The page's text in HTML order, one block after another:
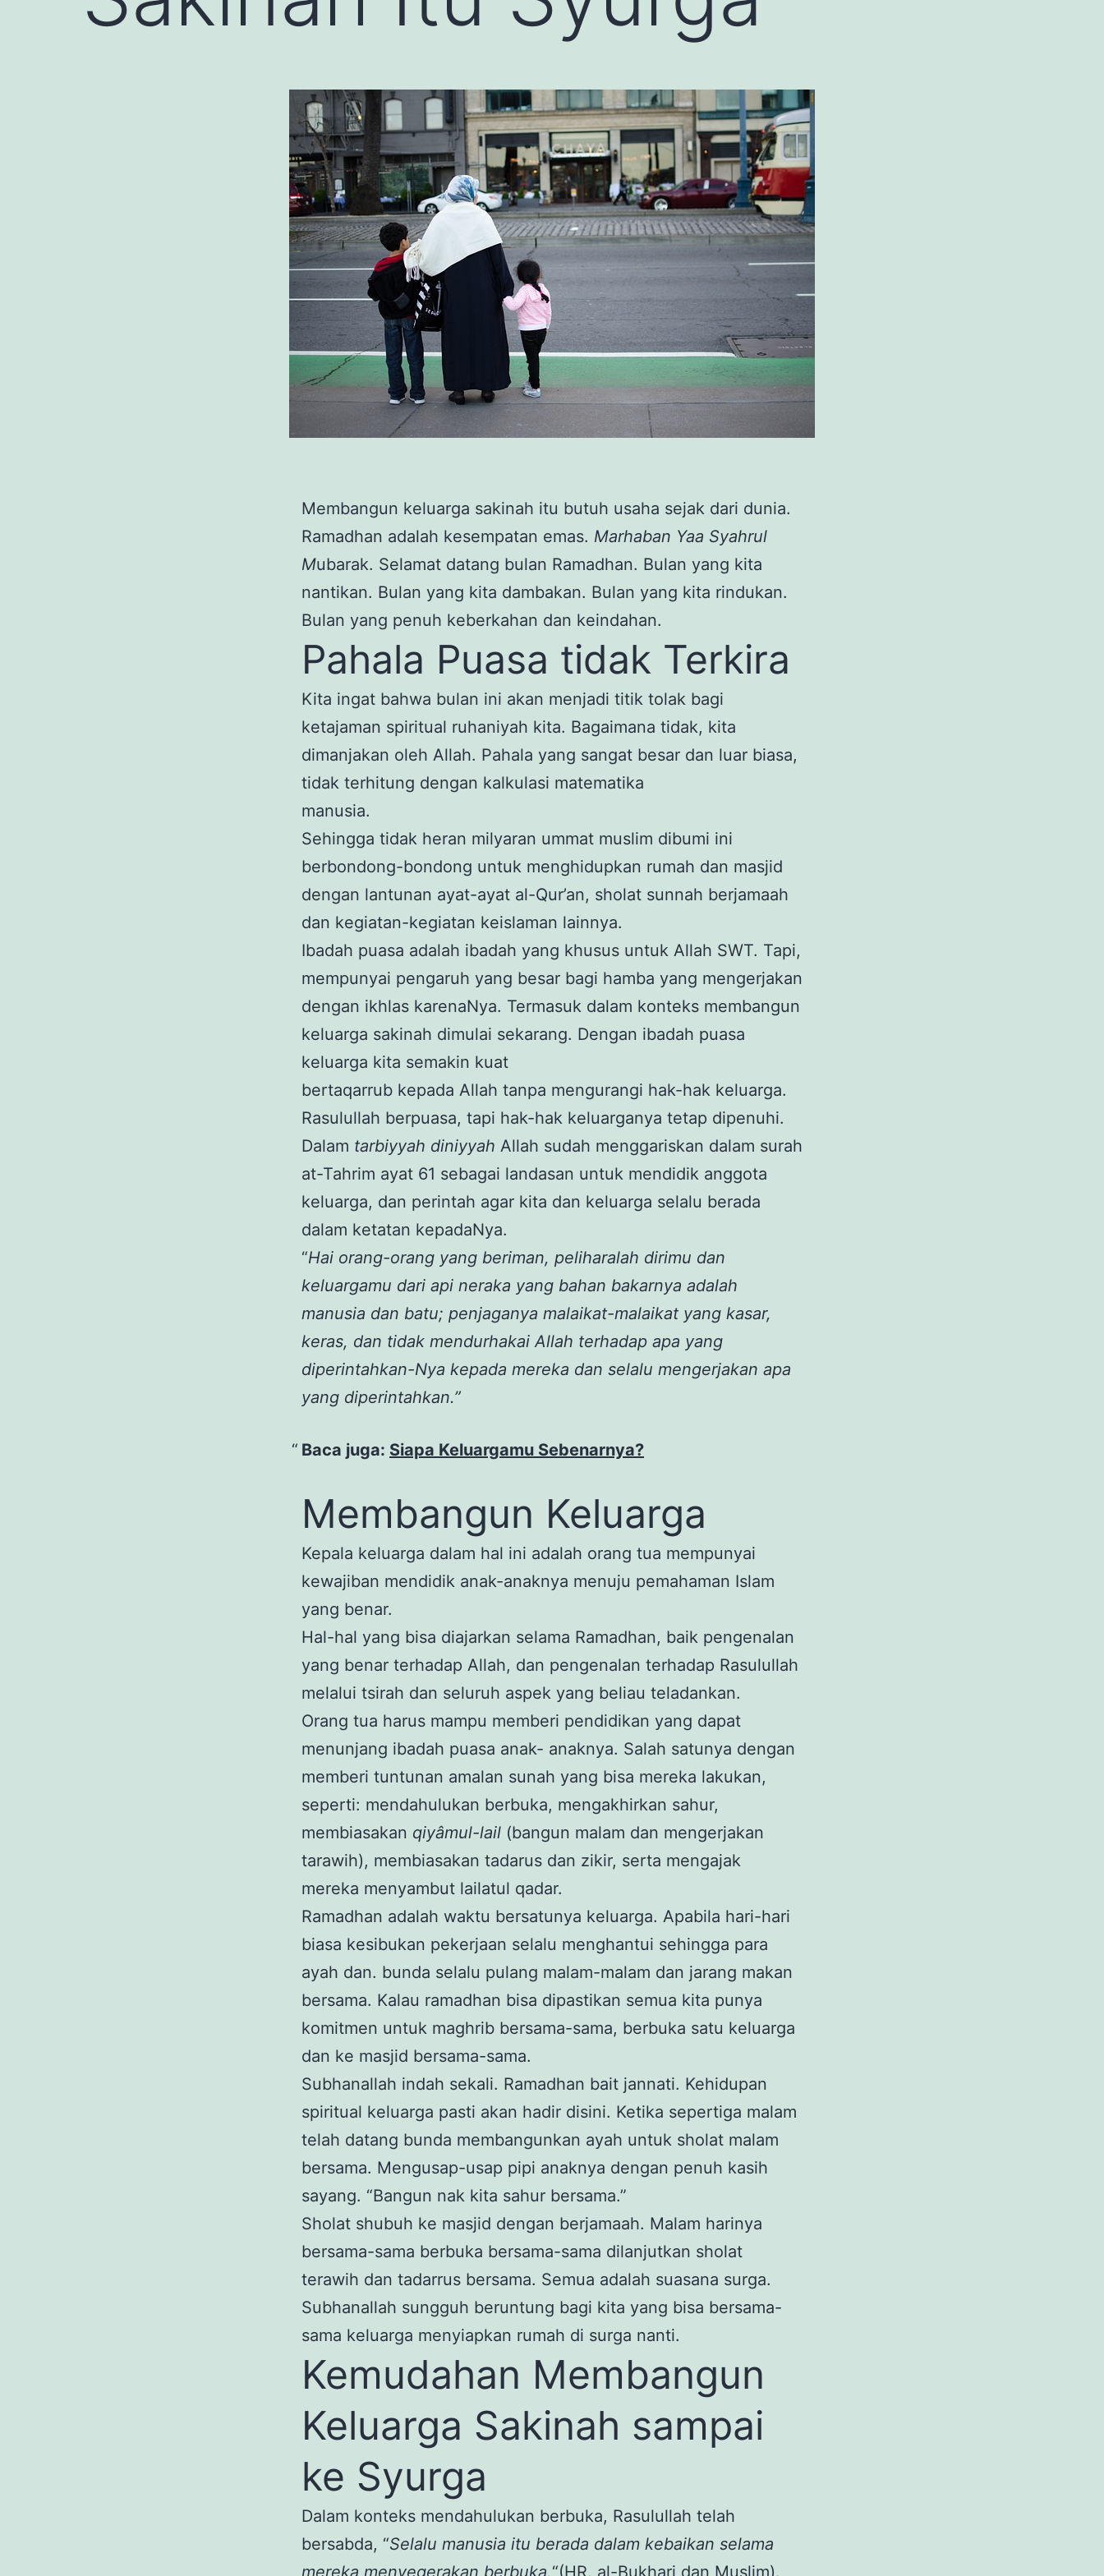
Membangun keluarga sakinah itu butuh usaha sejak dari dunia.
Ramadhan adalah kesempatan emas. Marhaban Yaa Syahrul
Mubarak. Selamat datang bulan Ramadhan. Bulan yang kita
nantikan. Bulan yang kita dambakan. Bulan yang kita rindukan.
Bulan yang penuh keberkahan dan keindahan.
Pahala Puasa tidak Terkira
Kita ingat bahwa bulan ini akan menjadi titik tolak bagi
ketajaman spiritual ruhaniyah kita. Bagaimana tidak, kita
dimanjakan oleh Allah. Pahala yang sangat besar dan luar biasa,
tidak terhitung dengan kalkulasi matematika
manusia.
Sehingga tidak heran milyaran ummat muslim dibumi ini
berbondong-bondong untuk menghidupkan rumah dan masjid
dengan lantunan ayat-ayat al-Qur’an, sholat sunnah berjamaah
dan kegiatan-kegiatan keislaman lainnya.
Ibadah puasa adalah ibadah yang khusus untuk Allah SWT. Tapi,
mempunyai pengaruh yang besar bagi hamba yang mengerjakan
dengan ikhlas karenaNya. Termasuk dalam konteks membangun
keluarga sakinah dimulai sekarang. Dengan ibadah puasa
keluarga kita semakin kuat
bertaqarrub kepada Allah tanpa mengurangi hak-hak keluarga.
Rasulullah berpuasa, tapi hak-hak keluarganya tetap dipenuhi.
Dalam tarbiyyah diniyyah Allah sudah menggariskan dalam surah
at-Tahrim ayat 61 sebagai landasan untuk mendidik anggota
keluarga, dan perintah agar kita dan keluarga selalu berada
dalam ketatan kepadaNya.
“Hai orang-orang yang beriman, peliharalah dirimu dan
keluargamu dari api neraka yang bahan bakarnya adalah
manusia dan batu; penjaganya malaikat-malaikat yang kasar,
keras, dan tidak mendurhakai Allah terhadap apa yang
diperintahkan-Nya kepada mereka dan selalu mengerjakan apa
yang diperintahkan.”
Baca juga: Siapa Keluargamu Sebenarnya?
Membangun Keluarga
Kepala keluarga dalam hal ini adalah orang tua mempunyai
kewajiban mendidik anak-anaknya menuju pemahaman Islam
yang benar.
Hal-hal yang bisa diajarkan selama Ramadhan, baik pengenalan
yang benar terhadap Allah, dan pengenalan terhadap Rasulullah
melalui tsirah dan seluruh aspek yang beliau teladankan.
Orang tua harus mampu memberi pendidikan yang dapat
menunjang ibadah puasa anak- anaknya. Salah satunya dengan
memberi tuntunan amalan sunah yang bisa mereka lakukan,
seperti: mendahulukan berbuka, mengakhirkan sahur,
membiasakan qiyâmul-lail (bangun malam dan mengerjakan
tarawih), membiasakan tadarus dan zikir, serta mengajak
mereka menyambut lailatul qadar.
Ramadhan adalah waktu bersatunya keluarga. Apabila hari-hari
biasa kesibukan pekerjaan selalu menghantui sehingga para
ayah dan. bunda selalu pulang malam-malam dan jarang makan
bersama. Kalau ramadhan bisa dipastikan semua kita punya
komitmen untuk maghrib bersama-sama, berbuka satu keluarga
dan ke masjid bersama-sama.
Subhanallah indah sekali. Ramadhan bait jannati. Kehidupan
spiritual keluarga pasti akan hadir disini. Ketika sepertiga malam
telah datang bunda membangunkan ayah untuk sholat malam
bersama. Mengusap-usap pipi anaknya dengan penuh kasih
sayang. “Bangun nak kita sahur bersama.”
Sholat shubuh ke masjid dengan berjamaah. Malam harinya
bersama-sama berbuka bersama-sama dilanjutkan sholat
terawih dan tadarrus bersama. Semua adalah suasana surga.
Subhanallah sungguh beruntung bagi kita yang bisa bersama-
sama keluarga menyiapkan rumah di surga nanti.
Kemudahan Membangun
Keluarga Sakinah sampai
ke Syurga
Dalam konteks mendahulukan berbuka, Rasulullah telah
bersabda, “Selalu manusia itu berada dalam kebaikan selama
mereka menyegerakan berbuka.“(HR. al-Bukhari dan Muslim).